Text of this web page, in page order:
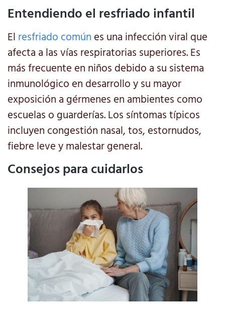
Entendiendo el resfriado infantil
El resfriado común es una infección viral que
afecta a las vías respiratorias superiores. Es
más frecuente en niños debido a su sistema
inmunológico en desarrollo y su mayor
exposición a gérmenes en ambientes como
escuelas o guarderías. Los síntomas típicos
incluyen congestión nasal, tos, estornudos,
fiebre leve y malestar general.
Consejos para cuidarlos